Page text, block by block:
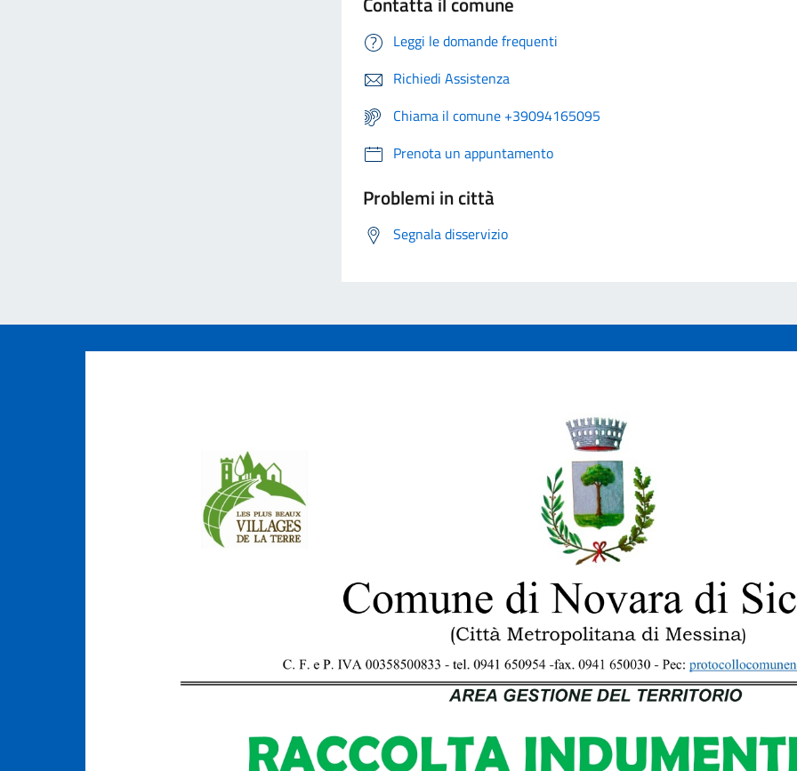
Leggi le domande frequenti
Richiedi Assistenza
Chiama il comune +39094165095
Prenota un appuntamento
Problemi in città
Segnala disservizio